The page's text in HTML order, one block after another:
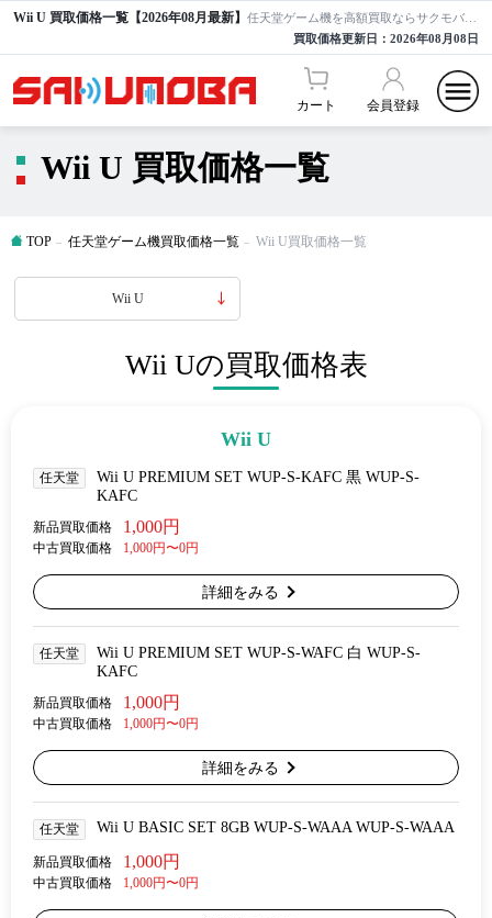
Wii U 買取価格一覧【2026年08月最新】
買取価格更新日： 2026年08月08日
カート 会員登録
Wii U 買取価格一覧
TOP 任天堂ゲーム機買取価格一覧 Wii U買取価格一覧
Wii U
Wii Uの買取価格表
Wii U
任天堂
Wii U PREMIUM SET WUP-S-KAFC 黒 WUP-S-
KAFC
新品買取価格 1,000円
中古買取価格 1,000円〜0円
詳細をみる
任天堂
Wii U PREMIUM SET WUP-S-WAFC 白 WUP-S-
KAFC
新品買取価格 1,000円
中古買取価格 1,000円〜0円
詳細をみる
任天堂 Wii U BASIC SET 8GB WUP-S-WAAA WUP-S-WAAA
新品買取価格 1,000円
中古買取価格 1,000円〜0円